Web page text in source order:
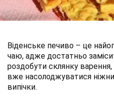
Віденське печиво – це
чаю, адже достатньо
роздобути склянку варення,
вже насолоджуватися
випічки.